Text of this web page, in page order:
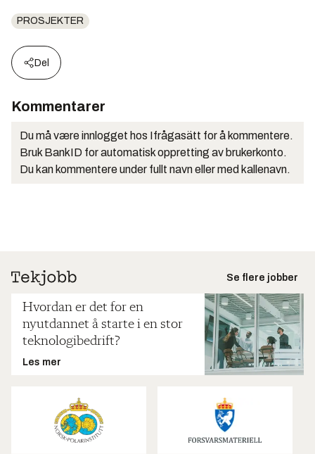
PROSJEKTER
Del
Kommentarer
Du må være innlogget hos Ifrågasätt for å kommentere.
Bruk BankID for automatisk oppretting av brukerkonto.
Du kan kommentere under fullt navn eller med kallenavn.
Se flere jobber
Hvordan er det for en
nyutdannet å starte i en stor
teknologibedrift?
Les mer